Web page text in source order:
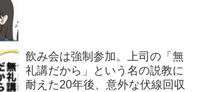
飲み会は強制参加。上司の「無
礼講だから」という名の説教に
耐えた20年後、意外な伏線回収